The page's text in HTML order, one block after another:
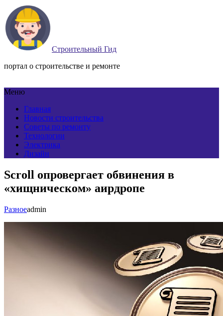
Строительный Гид
портал о строительстве и ремонте
Меню
Главная
Новости строительства
Советы по ремонту
Технологии
Электрика
Дизайн
Scroll опровергает обвинения в
«хищническом» аирдропе
Разноеadmin